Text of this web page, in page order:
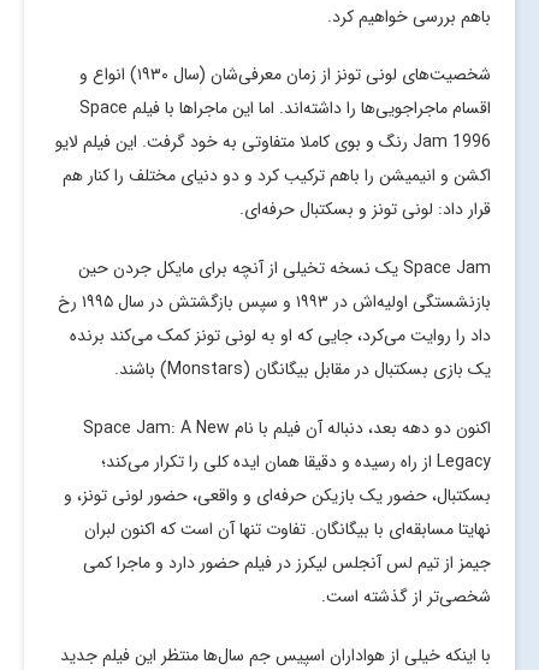
باهم بررسی خواهیم کرد.
شخصیت‌های لونی تونز از زمان معرفی‌شان (سال ۱۹۳۰) انواع و
اقسام ماجراجویی‌ها را داشته‌اند. اما این ماجراها با فیلم Space
Jam 1996 رنگ و بوی کاملا متفاوتی به خود گرفت. این فیلم لایو
اکشن و انیمیشن را باهم ترکیب کرد و دو دنیای مختلف را کنار هم
قرار داد: لونی تونز و بسکتبال حرفه‌ای.
Space Jam یک نسخه تخیلی از آنچه برای مایکل جردن حین
بازنشستگی‌ اولیه‌اش در ۱۹۹۳ و سپس بازگشتش در سال ۱۹۹۵ رخ
داد را روایت می‌کرد، جایی که او به لونی تونز کمک می‌کند برنده
یک بازی بسکتبال در مقابل بیگانگان (Monstars) باشند.
اکنون دو دهه بعد، دنباله آن فیلم با نام Space Jam: A New
Legacy از راه رسیده و دقیقا همان ایده کلی را تکرار می‌کند؛
بسکتبال، حضور یک بازیکن حرفه‌ای و واقعی، حضور لونی تونز، و
نهایتا مسابقه‌ای با بیگانگان. تفاوت تنها آن است که اکنون لبران
جیمز از تیم لس آنجلس لیکرز در فیلم حضور دارد و ماجرا کمی
شخصی‌تر از گذشته است.
با اینکه خیلی از هواداران اسپیس جم سال‌ها منتظر این فیلم جدید